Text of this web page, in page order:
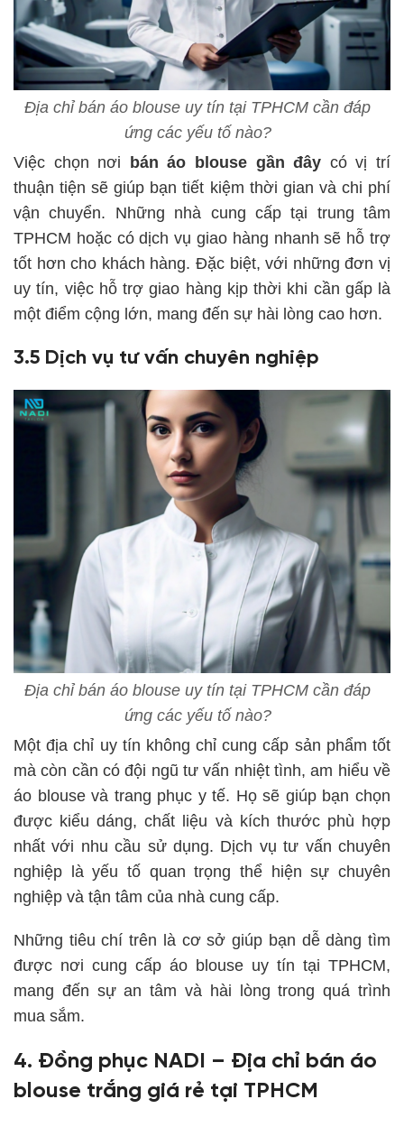
Địa chỉ bán áo blouse uy tín tại TPHCM cần đáp
ứng các yếu tố nào?
Việc chọn nơi
bán áo blouse gần đây có vị trí
thuận tiện sẽ giúp bạn tiết kiệm thời gian và chi phí
vận chuyển. Những nhà cung cấp tại trung tâm
TPHCM hoặc có dịch vụ giao hàng nhanh sẽ hỗ trợ
tốt hơn cho khách hàng. Đặc biệt, với những đơn vị
uy tín, việc hỗ trợ giao hàng kịp thời khi cần gấp là
một điểm cộng lớn, mang đến sự hài lòng cao hơn.
3.5 Dịch vụ tư vấn chuyên nghiệp
Địa chỉ bán áo blouse uy tín tại TPHCM cần đáp
ứng các yếu tố nào?
Một địa chỉ uy tín không chỉ cung cấp sản phẩm tốt
mà còn cần có đội ngũ tư vấn nhiệt tình, am hiểu về
áo blouse và trang phục y tế. Họ sẽ giúp bạn chọn
được kiểu dáng, chất liệu và kích thước phù hợp
nhất với nhu cầu sử dụng. Dịch vụ tư vấn chuyên
nghiệp là yếu tố quan trọng thể hiện sự chuyên
nghiệp và tận tâm của nhà cung cấp.
Những tiêu chí trên là cơ sở giúp bạn dễ dàng tìm
được nơi cung cấp áo blouse uy tín tại TPHCM,
mang đến sự an tâm và hài lòng trong quá trình
mua sắm.
4. Đồng phục NADI – Địa chỉ bán áo
blouse trắng giá rẻ tại TPHCM